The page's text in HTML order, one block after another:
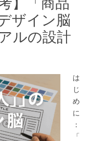
ザイン脳
ルの設計
は
じ
め
に
：
「